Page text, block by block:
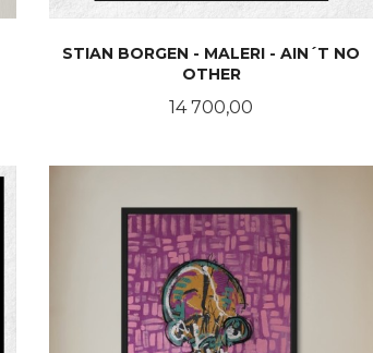
STIAN BORGEN - MALERI - AIN´T NO
OTHER
Pris
14 700,00